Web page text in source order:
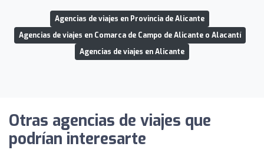
Agencias de viajes en Provincia de Alicante
Agencias de viajes en Comarca de Campo de Alicante o Alacantí
Agencias de viajes en Alicante
Otras agencias de viajes que
podrían interesarte